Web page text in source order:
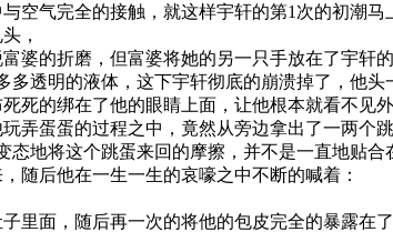
空气完全的接触，就这样宇轩的第1次的初潮
，
婆的折磨，但富婆将她的另一只手放在了宇轩
透明的液体，这下宇轩彻底的崩溃掉了，他
死的绑在了他的眼睛上面，让他根本就看不见
弄蛋蛋的过程之中，竟然从旁边拿出了一两个
地将这个跳蛋来回的摩擦，并不是一直地贴
随后他在一生一生的哀嚎之中不断的喊着：
里面，随后再一次的将他的包皮完全的暴露在